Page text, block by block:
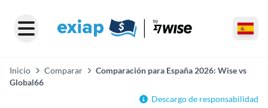
Inicio Comparar
Comparación para España 2026: Wise vs
Global66
Descargo de responsabilidad